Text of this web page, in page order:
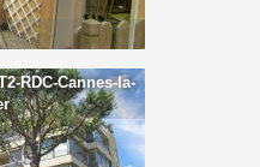
RDC-Cannes-la-